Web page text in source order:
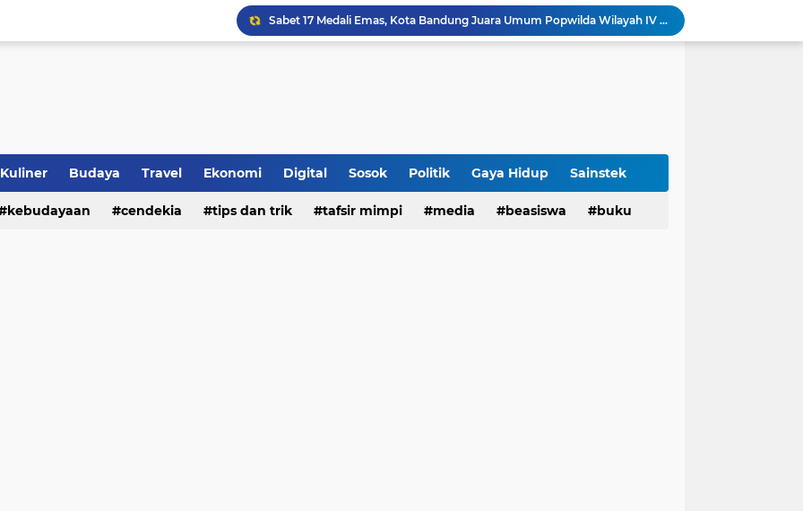
Sabet 17 Medali Emas, Kota Bandung Juara Umum Popwilda Wilayah IV Jabar 2026
Jalan Redup Agama: Catatan untuk Munas-Kobes NU
Opini dan Hukum
Sinergi Kemenag RI–UIN Bandung Perkuat Moderasi Beragama di Kalangan Mahasiswa
Islam dan Barat
Kuliner Budaya Travel Ekonomi Digital Sosok Politik Gaya Hidup Sainstek
kebudayaan cendekia tips dan trik tafsir mimpi media beasiswa buku